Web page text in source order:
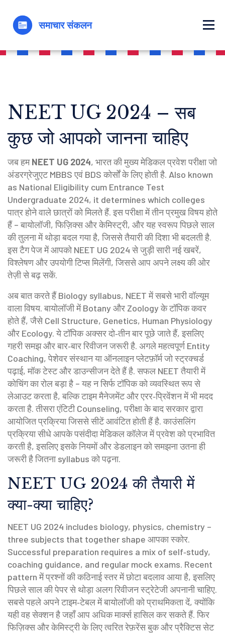
NEET UG 2024 – सब
कुछ जो आपको जानना चाहिए
जब हमNEET UG 2024, भारत की मुख्य मेडिकल प्रवेश परीक्षा जो
अंडरग्रेजुएट MBBS एवं BDS कोर्सों के लिए होती है. Also known
as National Eligibility cum Entrance Test
Undergraduate 2024, it determines which colleges
पात्र होने वाले छात्रों को मिलते हैं. इस परीक्षा में तीन प्रमुख विषय होते
हैं – बायोलॉजी, फिज़िक्स और केमिस्ट्री, और यह स्वरूप पिछले साल
की तुलना में थोड़ा बदल गया है, जिससे तैयारी की दिशा भी बदलती है.
इस टैग पेज में आपको NEET UG 2024 से जुड़ी सारी नई खबरें,
विश्लेषण और उपयोगी टिप्स मिलेंगी, जिससे आप अपने लक्ष्य की ओर
तेज़ी से बढ़ सकें.
अब बात करते हैंBiology syllabus, NEET में सबसे भारी वॉल्यूम
वाला विषय. बायोलॉजी में Botany और Zoology के टॉपिक कवर
होते हैं, जैसे Cell Structure, Genetics, Human Physiology
और Ecology. ये टॉपिक अक्सर दो‑तीन बार पूछे जाते हैं, इसलिए
गहरी समझ और बार‑बार रिवीजन जरूरी है. अगले महत्वपूर्ण Entity
Coaching,पेशेवर संस्थान या ऑनलाइन प्लेटफ़ॉर्म जो स्ट्रक्चर्ड
पढ़ाई, मॉक टेस्ट और डाउन्सीजन देते हैंहै. सफल NEET तैयारी में
कोचिंग का रोल बड़ा है – यह न सिर्फ टॉपिक को व्यवस्थित रूप से
लेआउट करता है, बल्कि टाइम मैनेजमेंट और एरर‑प्रिवेंशन में भी मदद
करता है. तीसरा एंटिटीCounseling,परीक्षा के बाद सरकार द्वारा
आयोजित प्रक्रिया जिससे सीटें आवंटित होती हैंहै. काउंसलिंग
प्रक्रिया सीधे आपके पसंदीदा मेडिकल कॉलेज में प्रवेश को प्रभावित
करती है, इसलिए इसके नियमों और डेडलाइन को समझना उतना ही
जरूरी है जितना syllabus को पढ़ना.
NEET UG 2024 की तैयारी में
क्या-क्या चाहिए?
NEET UG 2024 includes biology, physics, chemistry –
three subjects that together shape आपका स्कोर.
Successful preparation requires a mix of self‑study,
coaching guidance, and regular mock exams. Recent
pattern में प्रश्नों की कठिनाई स्तर में छोटा बदलाव आया है, इसलिए
पिछले साल की पेपर से थोड़ा अलग रिवीजन स्ट्रेटेजी अपनानी चाहिए.
सबसे पहले अपने टाइम‑टेबल में बायोलॉजी को प्राथमिकता दें, क्योंकि
यही वह सेक्शन है जहाँ आप अधिक मार्क्स हासिल कर सकते हैं. फिर
फिज़िक्स और केमिस्ट्री के लिए त्वरित रेफ़रेंस बुक और प्रैक्टिस सेट